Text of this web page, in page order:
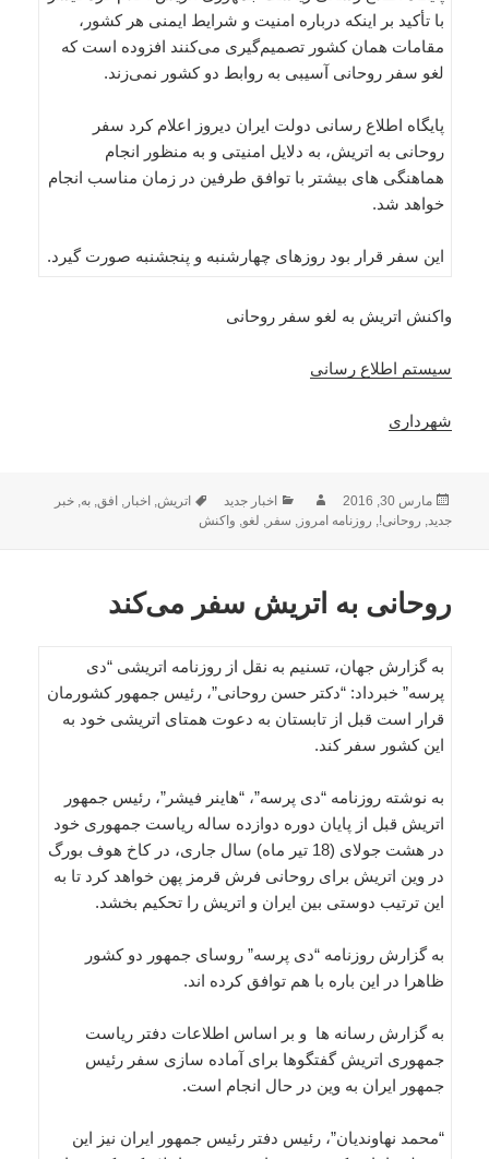
با تأکید بر اینکه درباره امنیت و شرایط ایمنی هر کشور،
مقامات همان کشور تصمیم‌گیری می‌کنند افزوده است که
لغو سفر روحانی آسیبی به روابط دو کشور نمی‌زند.
پایگاه اطلاع رسانی دولت ایران دیروز اعلام کرد سفر
روحانی به اتریش، به دلایل امنیتی و به منظور انجام
هماهنگی های بیشتر با توافق طرفین در زمان مناسب انجام
خواهد شد.
این سفر قرار بود روزهای چهارشنبه و پنجشنبه صورت گیرد.
واکنش اتریش به لغو سفر روحانی
سیستم اطلاع رسانی
شهرداری
ارسال
شده
مارس 30, 2016 نویسندهدسته‌ها
اخبار جدید برچسب‌ها
اتریش, اخبار, افق,به,خبر
جدید, روحانی!, روزنامه امروز, سفر, لغو, واکنش
روحانی به اتریش سفر می‌کند
به گزارش جهان، تسنیم به نقل از روزنامه اتریشی “دی
پرسه” خبرداد: “دکتر حسن روحانی”، رئیس جمهور کشورمان
قرار است قبل از تابستان به دعوت همتای اتریشی خود به
این کشور سفر کند.
به نوشته روزنامه “دی پرسه”، “هاینر فیشر”، رئیس جمهور
اتریش قبل از پایان دوره دوازده ساله ریاست جمهوری خود
در هشت جولای (18 تیر ماه) سال جاری، در کاخ هوف بورگ
در وین اتریش برای روحانی فرش قرمز پهن خواهد کرد تا به
این ترتیب دوستی بین ایران و اتریش را تحکیم بخشد.
به گزارش روزنامه “دی پرسه” روسای جمهور دو کشور
ظاهرا در این باره با هم توافق کرده اند.
به گزارش رسانه ها و بر اساس اطلاعات دفتر ریاست
جمهوری اتریش گفتگوها برای آماده سازی سفر رئیس
جمهور ایران به وین در حال انجام است.
“محمد نهاوندیان”، رئیس دفتر رئیس جمهور ایران نیز این